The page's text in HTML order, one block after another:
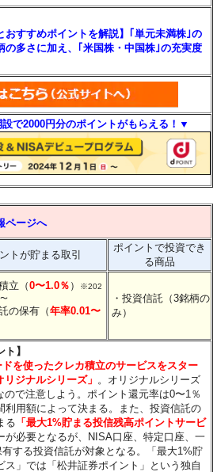
おすすめポイントを解説】｢単元未満株｣の
の多さに加え、｢米国株・中国株｣の充実度
で2000円分のポイントがもらえる！▼
ページへ
トが貯まる取引
ポイントで投資でき
る商品
立（0〜1.0％ ）
※202
の保有（年率0.01〜
・投資信託（3銘柄の
み）
】
を使ったクレカ積立のサービスをスター
リジナルシリーズ」 。オリジナルシリーズ
で注意しよう。ポイント還元率は0〜1％
利用額によって決まる。また、投資信託の
る 「最大1%貯まる投信残高ポイントサービ
が必要となるが、NISA口座、特定口座、一
する投資信託が対象となる。「最大1%貯
ス」では「松井証券ポイント」という独自